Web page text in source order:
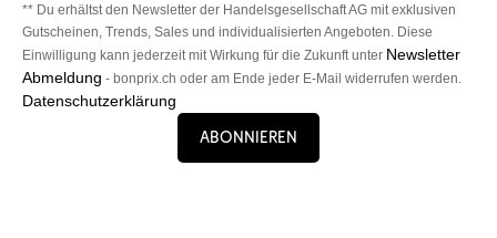
** Du erhältst den Newsletter der Handelsgesellschaft AG mit exklusiven
Gutscheinen, Trends, Sales und individualisierten Angeboten. Diese
Einwilligung kann jederzeit mit Wirkung für die Zukunft unter Newsletter
Abmeldung - bonprix.ch oder am Ende jeder E-Mail widerrufen werden.
Datenschutzerklärung
Abonnieren